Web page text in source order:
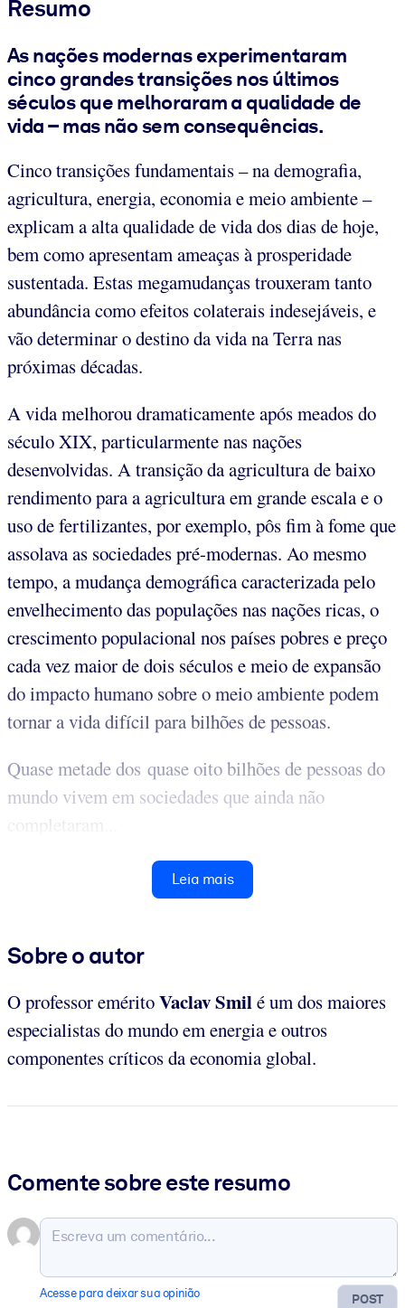
Resumo
As nações modernas experimentaram
cinco grandes transições nos últimos
séculos que melhoraram a qualidade de
vida – mas não sem consequências.
Cinco transições fundamentais – na demografia,
agricultura, energia, economia e meio ambiente –
explicam a alta qualidade de vida dos dias de hoje,
bem como apresentam ameaças à prosperidade
sustentada. Estas megamudanças trouxeram tanto
abundância como efeitos colaterais indesejáveis, e
vão determinar o destino da vida na Terra nas
próximas décadas.
A vida melhorou dramaticamente após meados do
século XIX, particularmente nas nações
desenvolvidas. A transição da agricultura de baixo
rendimento para a agricultura em grande escala e o
uso de fertilizantes, por exemplo, pôs fim à fome que
assolava as sociedades pré-modernas. Ao mesmo
tempo, a mudança demográfica caracterizada pelo
envelhecimento das populações nas nações ricas, o
crescimento populacional nos países pobres e preço
cada vez maior de dois séculos e meio de expansão
do impacto humano sobre o meio ambiente podem
tornar a vida difícil para bilhões de pessoas.
Quase metade dos quase oito bilhões de pessoas do
mundo vivem em sociedades que ainda não
completaram...
Leia mais
Sobre o autor
O professor eméritoVaclav Smilé um dos maiores
especialistas do mundo em energia e outros
componentes críticos da economia global.
Comente sobre este resumo
POST
Acesse para deixar sua opinião